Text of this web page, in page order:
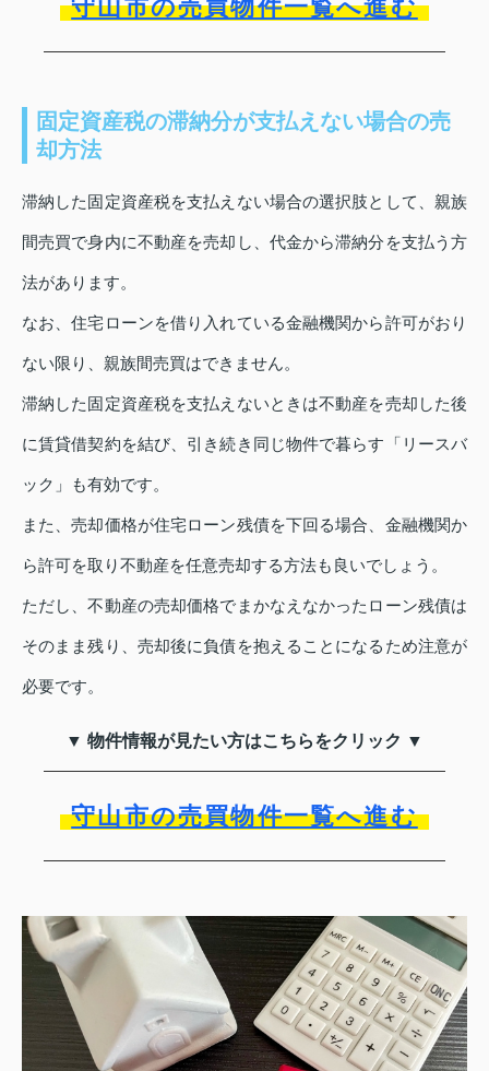
守山市の売買物件一覧へ進む
固定資産税の滞納分が支払えない場合の売
却方法
滞納した固定資産税を支払えない場合の選択肢として、親族
間売買で身内に不動産を売却し、代金から滞納分を支払う方
法があります。
なお、住宅ローンを借り入れている金融機関から許可がおり
ない限り、親族間売買はできません。
滞納した固定資産税を支払えないときは不動産を売却した後
に賃貸借契約を結び、引き続き同じ物件で暮らす「リースバ
ック」も有効です。
また、売却価格が住宅ローン残債を下回る場合、金融機関か
ら許可を取り不動産を任意売却する方法も良いでしょう。
ただし、不動産の売却価格でまかなえなかったローン残債は
そのまま残り、売却後に負債を抱えることになるため注意が
必要です。
▼ 物件情報が見たい方はこちらをクリック ▼
守山市の売買物件一覧へ進む